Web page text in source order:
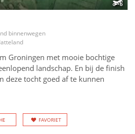
binnenwegen
Groningen met mooie bochtige
landschap. En bij de finish
deze tocht goed af te kunnen
FAVORIET